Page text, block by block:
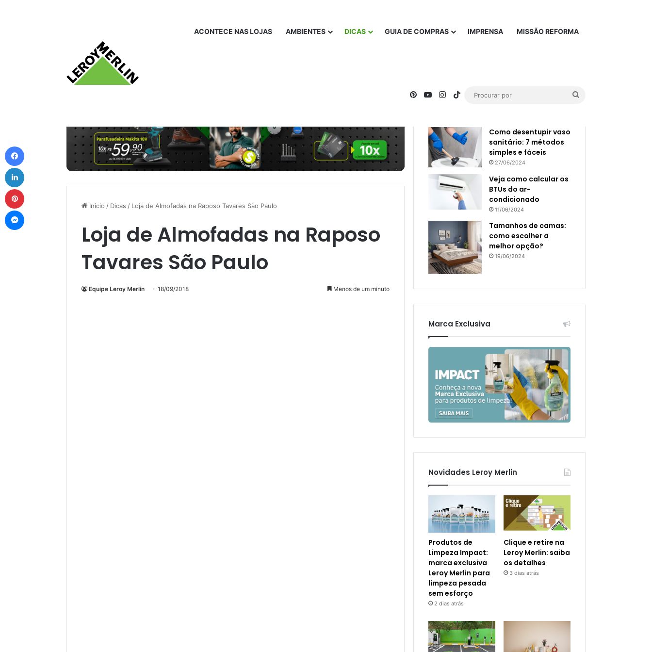
ACONTECE NAS LOJAS AMBIENTES DICAS GUIA DE COMPRAS IMPRENSA MISSÃO REFORMA
PinterestYouTubeInstagram
TikTok
Início / Dicas / Loja de Almofadas na Raposo Tavares São Paulo
Loja de Almofadas na Raposo
Tavares São Paulo
Equipe Leroy Merlin 18/09/2018 Menos de um minuto
Popular
Como desentupir vaso
sanitário: 7 métodos
simples e fáceis
27/06/2024
Veja como calcular os
BTUs do ar-
condicionado
11/06/2024
Tamanhos de camas:
como escolher a
melhor opção?
19/06/2024
Marca Exclusiva
Novidades Leroy Merlin
Produtos de
Limpeza Impact:
marca exclusiva
Leroy Merlin para
limpeza pesada
sem esforço
2 dias atrás
Clique e retire na
Leroy Merlin: saiba
os detalhes
3 dias atrás